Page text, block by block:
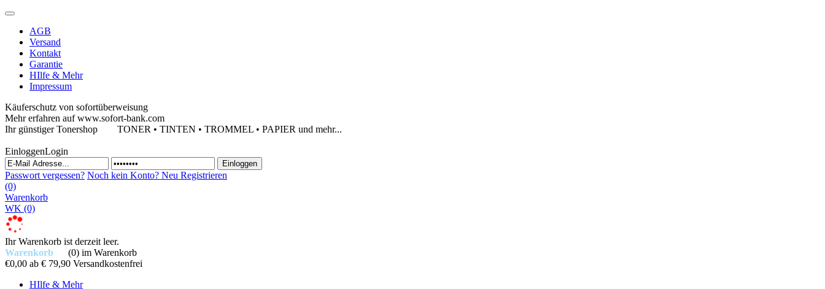
AGB
Versand
Kontakt
Garantie
HIlfe & Mehr
Impressum
Käuferschutz von sofortüberweisung
Mehr erfahren auf www.sofort-bank.com
Ihr günstiger Tonershop TONER • TINTEN • TROMMEL • PAPIER und mehr...
EinloggenLogin
Passwort vergessen? Noch kein Konto? Neu Registrieren
(0)
Warenkorb
WK (0)
Ihr Warenkorb ist derzeit leer.
Warenkorb
(0) im Warenkorb
€0,00 ab € 79,90 Versandkostenfrei
HIlfe & Mehr